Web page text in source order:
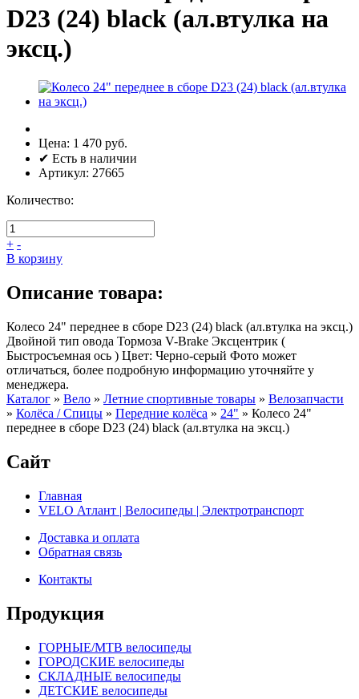
D23 (24) black (ал.втулка на
эксц.)
Цена: 1 470 руб.
✔ Есть в наличии
Артикул: 27665
Количество:
+ -
В корзину
Описание товара:
Колесо 24" переднее в сборе D23 (24) black (ал.втулка на эксц.)
Двойной тип овода Тормоза V-Brake Эксцентрик (
Быстросъемная ось ) Цвет: Черно-серый Фото может
отличаться, более подробную информацию уточняйте у
менеджера.
Каталог » Вело » Летние спортивные товары » Велозапчасти
» Колёса / Спицы » Передние колёса » 24" » Колесо 24"
переднее в сборе D23 (24) black (ал.втулка на эксц.)
Сайт
Главная
VELO Атлант | Велосипеды | Электротранспорт
Доставка и оплата
Обратная связь
Контакты
Продукция
ГОРНЫЕ/MTB велосипеды
ГОРОДСКИЕ велосипеды
СКЛАДНЫЕ велосипеды
ДЕТСКИЕ велосипеды